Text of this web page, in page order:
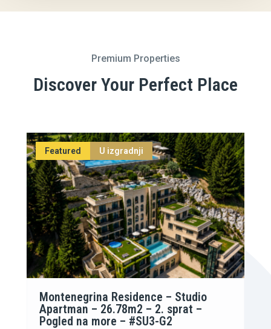
Premium Properties
Discover Your Perfect Place
Featured U izgradnji
Montenegrina Residence – Studio
Apartman – 26.78m2 – 2. sprat –
Pogled na more – #SU3-G2